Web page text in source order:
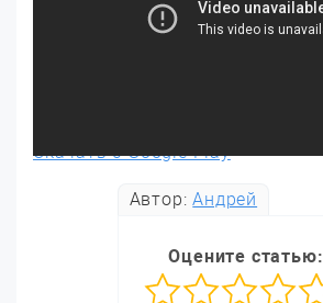
Скачать с Google Play
Автор:Андрей
Оцените статью: